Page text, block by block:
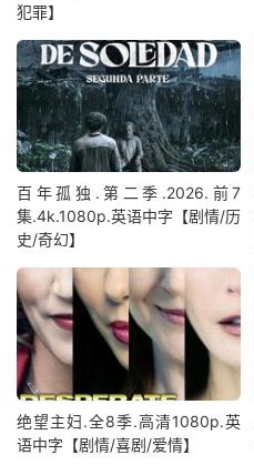
犯罪】
百年孤独.第二季.2026.前7
集.4k.1080p.英语中字【剧情/历
史/奇幻】
绝望主妇.全8季.高清1080p.英
语中字【剧情/喜剧/爱情】